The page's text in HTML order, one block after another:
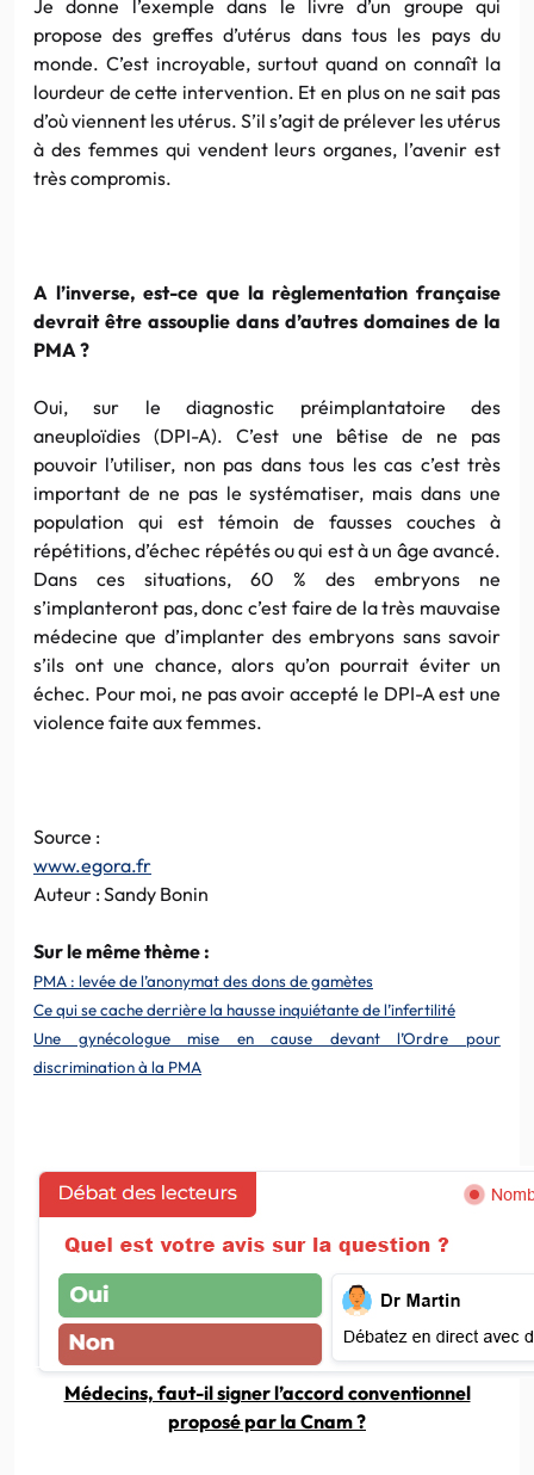
Je donne l’exemple dans le livre d’un groupe qui
propose des greffes d’utérus dans tous les pays du
monde. C’est incroyable, surtout quand on connaît la
lourdeur de cette intervention. Et en plus on ne sait pas
d’où viennent les utérus. S’il s’agit de prélever les utérus
à des femmes qui vendent leurs organes, l’avenir est
très compromis.
A l’inverse, est-ce que la règlementation française
devrait être assouplie dans d’autres domaines de la
PMA ?
Oui, sur le diagnostic préimplantatoire des
aneuploïdies (DPI-A). C’est une bêtise de ne pas
pouvoir l’utiliser, non pas dans tous les cas c’est très
important de ne pas le systématiser, mais dans une
population qui est témoin de fausses couches à
répétitions, d’échec répétés ou qui est à un âge avancé.
Dans ces situations, 60 % des embryons ne
s’implanteront pas, donc c’est faire de la très mauvaise
médecine que d’implanter des embryons sans savoir
s’ils ont une chance, alors qu’on pourrait éviter un
échec. Pour moi, ne pas avoir accepté le DPI-A est une
violence faite aux femmes.
Source :
www.egora.fr
Auteur : Sandy Bonin
Sur le même thème :
PMA : levée de l’anonymat des dons de gamètes
Ce qui se cache derrière la hausse inquiétante de l’infertilité
Une gynécologue mise en cause devant l’Ordre pour
discrimination à la PMA
Médecins, faut-il signer l’accord conventionnel
proposé par la Cnam ?